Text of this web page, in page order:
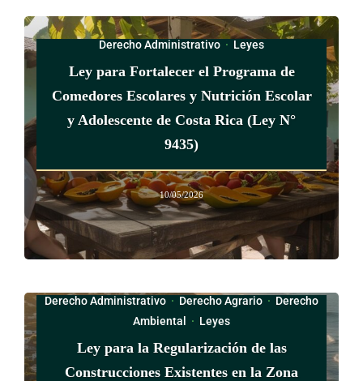
de una autoridad competente judicial o administrativa que lo
impida. La Superintendencia General de Valores (Sugeval)
reglamentará los requisitos para que opere dicho traslado.
CAPÍTULO VI
EJERCICIO DE LOS DERECHOS SOBRE LA
LETRA
DE CAMBIO Y PAGARÉ ELECTRÓNICOS
ARTÍCULO 16
Ejercicio del derecho representado en la letra de cambio o
pagaré electrónicos. El ejercicio del derecho consignado en
Derecho Administrativo · Leyes
Ley para Fortalecer el Programa de
Comedores Escolares y Nutrición Escolar
y Adolescente de Costa Rica (Ley N°
9435)
10/05/2026
Derecho Administrativo · Derecho Agrario · Derecho
Ambiental
· Leyes
Ley para la Regularización de las
Construcciones Existentes en la Zona